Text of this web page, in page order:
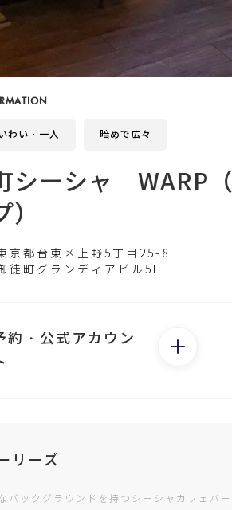
わい・一人 暗めで広々
シーシャ WARP
京都台東区上野5丁目25-8
徒町グランディアビル5F
約・公式アカウン
リーズ
バックグラウンドを持つシーシャカフェバ